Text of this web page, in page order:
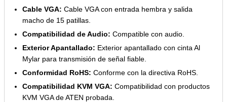
Cable VGA: Cable VGA con entrada hembra y salida
macho de 15 patillas.
Compatibilidad de Audio: Compatible con audio.
Exterior Apantallado: Exterior apantallado con cinta Al
Mylar para transmisión de señal fiable.
Conformidad RoHS: Conforme con la directiva RoHS.
Compatibilidad KVM VGA: Compatibilidad con productos
KVM VGA de ATEN probada.